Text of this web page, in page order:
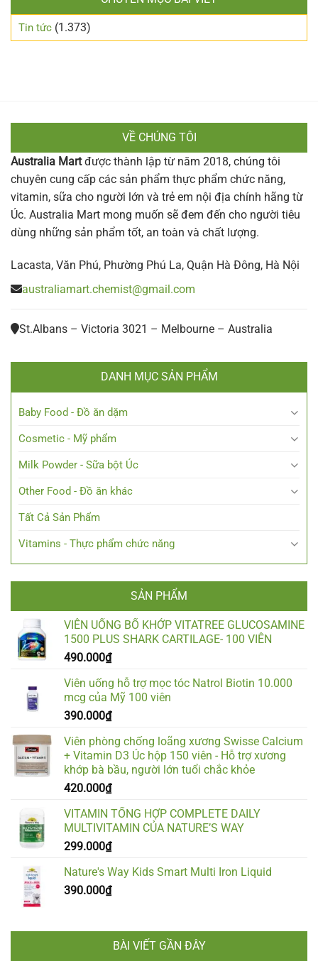
Tin tức (1.373)
VỀ CHÚNG TÔI
Australia Martđược thành lập từ năm 2018, chúng tôi
chuyên cung cấp các sản phẩm thực phẩm chức năng,
vitamin, sữa cho người lớn và trẻ em nội địa chính hãng từ
Úc. Australia Mart mong muốn sẽ đem đến cho người tiêu
dùng những sản phẩm tốt, an toàn và chất lượng.
Lacasta, Văn Phú, Phường Phú La, Quận Hà Đông, Hà Nội
australiamart.chemist@gmail.com
St.Albans – Victoria 3021 – Melbourne – Australia
DANH MỤC SẢN PHẨM
Baby Food - Đồ ăn dặm
Cosmetic - Mỹ phẩm
Milk Powder - Sữa bột Úc
Other Food - Đồ ăn khác
Tất Cả Sản Phẩm
Vitamins - Thực phẩm chức năng
SẢN PHẨM
VIÊN UỐNG BỔ KHỚP VITATREE GLUCOSAMINE
1500 PLUS SHARK CARTILAGE- 100 VIÊN
490.000₫
Viên uống hỗ trợ mọc tóc Natrol Biotin 10.000
mcg của Mỹ 100 viên
390.000₫
Viên phòng chống loãng xương Swisse Calcium
+ Vitamin D3 Úc hộp 150 viên - Hỗ trợ xương
khớp bà bầu, người lớn tuổi chắc khỏe
420.000₫
VITAMIN TỔNG HỢP COMPLETE DAILY
MULTIVITAMIN CỦA NATURE’S WAY
299.000₫
Nature's Way Kids Smart Multi Iron Liquid
390.000₫
BÀI VIẾT GẦN ĐÂY